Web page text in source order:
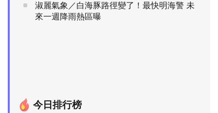
淑麗氣象／白海豚路徑變了！最快明海警 未
來一週降雨熱區曝
今日排行榜